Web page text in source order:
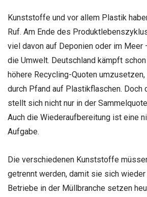
Kunststoffe und vor allem Plastik
Ruf. Am Ende des
viel davon auf Deponien oder im Meer
die Umwelt. Deutschland kämpft
höhere Recycling-Quoten
durch Pfand auf Plastikflaschen. Doch
stellt sich nicht nur in der
Auch die Wiederaufbereitung ist eine
Aufgabe.
Die verschiedenen Kunststoffe
getrennt werden, damit sie sich
Betriebe in der Müllbranche setzen